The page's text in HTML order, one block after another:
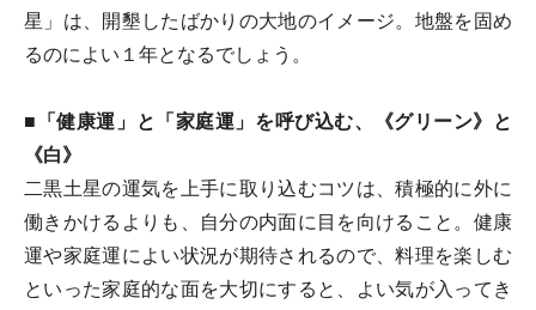
星」は、開墾したばかりの大地のイメージ。地盤を固め
るのによい１年となるでしょう。
■「健康運」と「家庭運」を呼び込む、《グリーン》と
《白》
二黒土星の運気を上手に取り込むコツは、積極的に外に
働きかけるよりも、自分の内面に目を向けること。健康
運や家庭運によい状況が期待されるので、料理を楽しむ
といった家庭的な面を大切にすると、よい気が入ってき